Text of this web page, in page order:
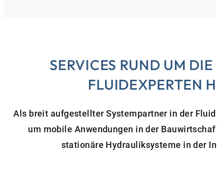
SERVICES RUND UM
FLUIDEXPERTEN
Als breit aufgestellter Systempartner in der
um mobile Anwendungen in der
stationäre Hydrauliksysteme in der